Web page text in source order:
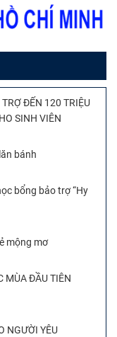
ĐẾN 120 TRIỆU
SINH VIÊN
bánh
bổng bảo trợ “Hy
mộng mơ
MÙA ĐẦU TIÊN
NGƯỜI YÊU